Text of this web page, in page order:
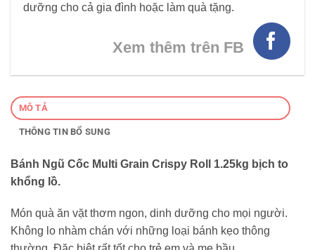
dưỡng cho cả gia đình hoặc làm quà tặng.
Xem thêm trên FB
MÔ TẢ
THÔNG TIN BỔ SUNG
Bánh Ngũ Cốc Multi Grain Crispy Roll 1.25kg bịch to
khổng lồ.
Món quà ăn vặt thơm ngon, dinh dưỡng cho mọi người.
Không lo nhàm chán với những loại bánh kẹo thông